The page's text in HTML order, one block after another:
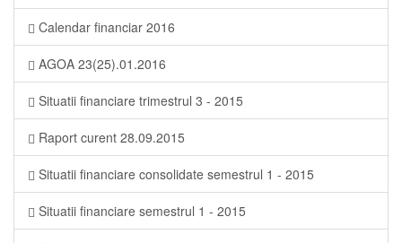
Calendar financiar 2016
AGOA 23(25).01.2016
Situatii financiare trimestrul 3 - 2015
Raport curent 28.09.2015
Situatii financiare consolidate semestrul 1 - 2015
Situatii financiare semestrul 1 - 2015